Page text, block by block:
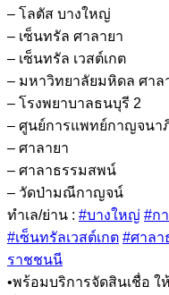
– โลตัส บางใหญ่
– เซ็นทรัล ศาลายา
– เซ็นทรัล เวสต์เกต
– มหาวิทยาลัยมหิดล ศาล
– โรงพยาบาลธนบุรี 2
– ศูนย์การแพทย์กาญจนา
– ศาลายา
– ศาลาธรรมสพน์
– วัดป่ามณีกาญจน์
ทำเล/ย่าน : #บางใหญ่ #ก
#เซ็นทรัลเวสต์เกต #ศาล
ราชชนนี
•พร้อมบริการจัดสินเชื่อ